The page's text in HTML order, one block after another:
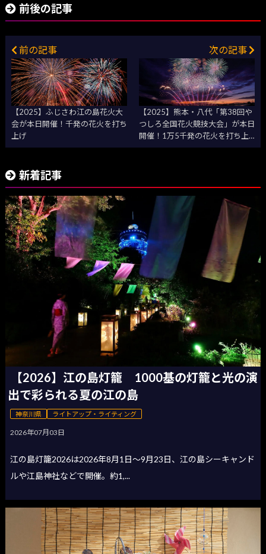
前後の記事
前の記事
【2025】ふじさわ江の島花火大
会が本日開催！千発の花火を打ち
上げ
次の記事
【2025】熊本・八代「第38回や
つしろ全国花火競技大会」が本日
開催！1万5千発の花火を打ち上
げ
新着記事
【2026】江の島灯籠 1000基の灯籠と光の演
出で彩られる夏の江の島
神奈川県 ライトアップ・ライティング
2026年07月03日
江の島灯籠2026は2026年8月1日〜9月23日、江の島シーキャンド
ルや江島神社などで開催。約1,...